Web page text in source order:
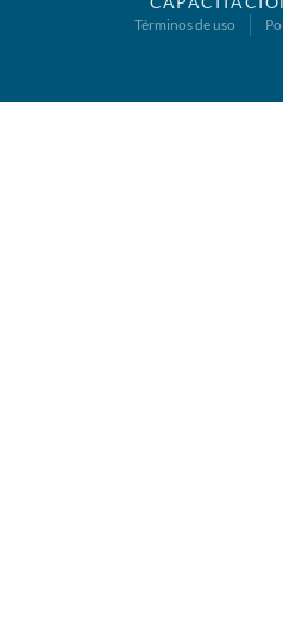
Términos de uso